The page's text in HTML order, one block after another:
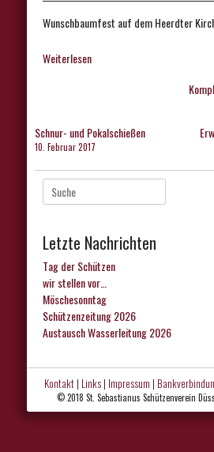
Wunschbaumfest auf dem Heerdter
Weiterlesen
Beitragsnavigation
Schnur- und Pokalschießen
10. Februar 2017
Suche
nach:
Letzte Nachrichten
Tag der Schützen
wir stellen vor…
Möschesonntag
Schützenzeitung 2026
Austausch Wasserleitung 2026
Kontakt| Links| Impressum |
© 2018 St. Sebastianus Schützenverein